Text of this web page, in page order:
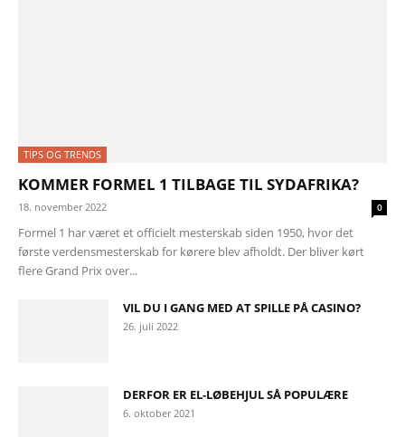
TIPS OG TRENDS
KOMMER FORMEL 1 TILBAGE TIL SYDAFRIKA?
18. november 2022 0
Formel 1 har været et officielt mesterskab siden 1950, hvor det
første verdensmesterskab for kørere blev afholdt. Der bliver kørt
flere Grand Prix over...
VIL DU I GANG MED AT SPILLE PÅ CASINO?
26. juli 2022
DERFOR ER EL-LØBEHJUL SÅ POPULÆRE
6. oktober 2021